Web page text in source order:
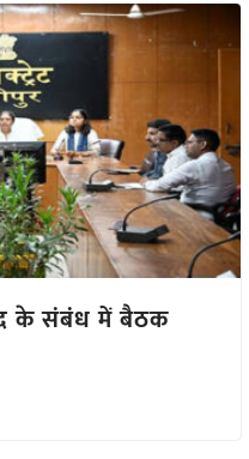
के संबंध में बैठक